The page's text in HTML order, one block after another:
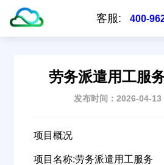
客服: 400-
劳务派遣用工服
发布时间：2026-04-
项目概况
项目名称:劳务派遣用工服务